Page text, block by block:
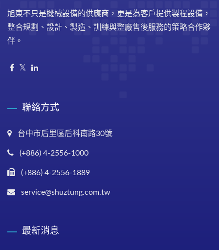
旭東不只是機械設備的供應商，更是為客戶提供製程設備，
整合規劃、設計、製造、訓練與整廠售後服務的策略合作夥
伴。
聯絡方式
台中市后里區后科南路30號
(+886) 4-2556-1000
(+886) 4-2556-1889
service@shuztung.com.tw
最新消息